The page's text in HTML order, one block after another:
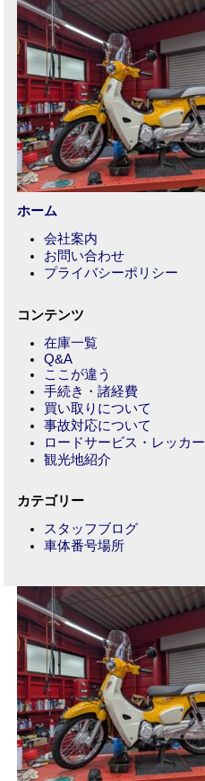
ホーム
会社案内
お問い合わせ
プライバシーポリシー
コンテンツ
在庫一覧
Q&A
ここが違う
手続き・諸経費
買い取りについて
事故対応について
ロードサービス・レッカー
観光地紹介
カテゴリー
スタッフブログ
車体番号場所